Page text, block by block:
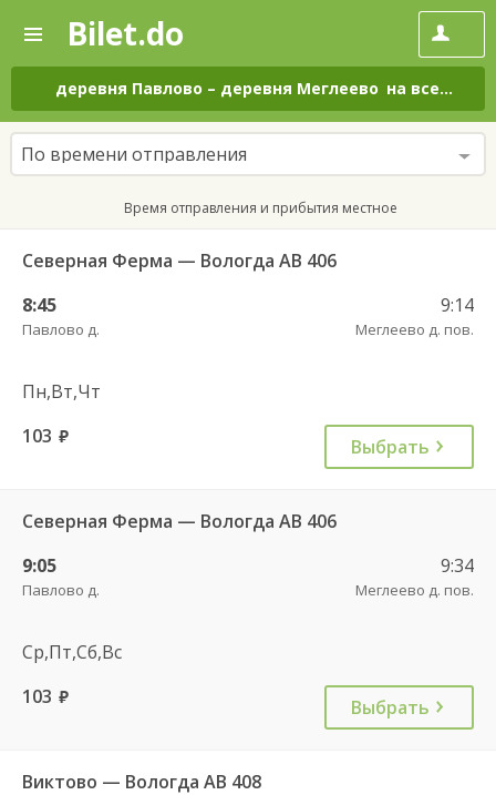
—
Поиск
и
покупка
билетов
на
автобус
онлайн
Bilet.do
деревня Павлово – деревня Меглеево на все дни
По времени отправления
Время отправления и прибытия местное
Северная Ферма — Вологда АВ 406
8:45
Павлово д.
9:14
Меглеево д. пов.
Пн,Вт,Чт
103 руб. Выбрать
Северная Ферма — Вологда АВ 406
9:05
Павлово д.
9:34
Меглеево д. пов.
Ср,Пт,Сб,Вс
103 руб. Выбрать
Виктово — Вологда АВ 408